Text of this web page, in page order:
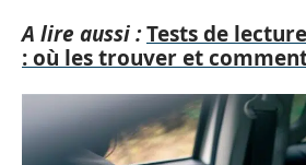
A lire aussi :Tests de
: où les trouver et